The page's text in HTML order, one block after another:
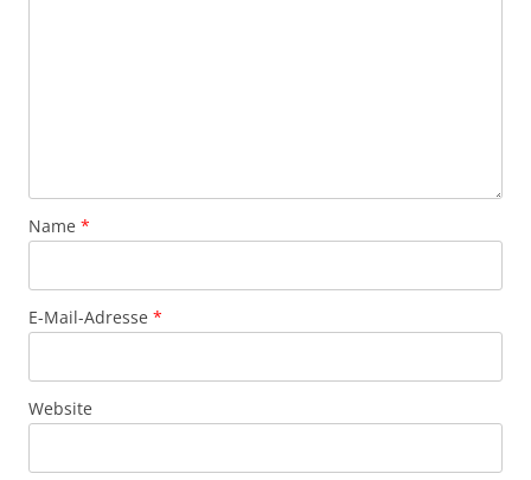
Name *
E-Mail-Adresse *
Website